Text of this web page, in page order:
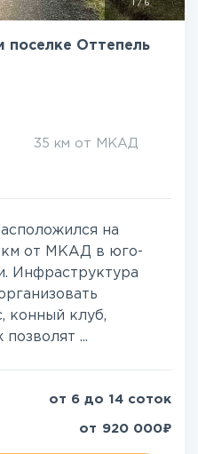
1/6
поселке Оттепель
35 км от МКАД
на
км от МКАД в юго-
Инфраструктура
конный клуб,
...
от 6 до 14 соток
от 920 000₽